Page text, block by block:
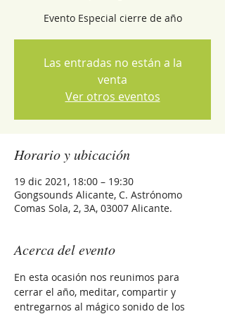
Evento Especial cierre de año
Las entradas no están a la
venta
Ver otros eventos
Horario y ubicación
19 dic 2021, 18:00 – 19:30
Gongsounds Alicante, C. Astrónomo
Comas Sola, 2, 3A, 03007 Alicante.
Acerca del evento
En esta ocasión nos reunimos para
cerrar el año, meditar, compartir y
entregarnos al mágico sonido de los